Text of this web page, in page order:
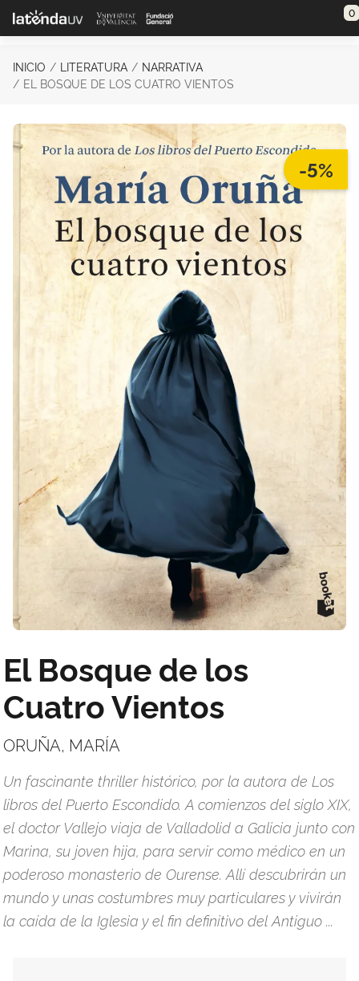
Saltar al contenido principal 0
INICIO LITERATURA
NARRATIVA
EL BOSQUE DE LOS CUATRO VIENTOS
-5%
El Bosque de los
Cuatro Vientos
ORUÑA, MARÍA
Un fascinante thriller histórico, por la autora de Los
libros del Puerto Escondido. A comienzos del siglo XIX,
el doctor Vallejo viaja de Valladolid a Galicia junto con
Marina, su joven hija, para servir como médico en un
poderoso monasterio de Ourense. Allí descubrirán un
mundo y unas costumbres muy particulares y vivirán
la caída de la Iglesia y el fin definitivo del Antiguo ...